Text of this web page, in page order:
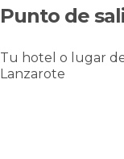
Punto de
Tu hotel o lugar
Lanzarote